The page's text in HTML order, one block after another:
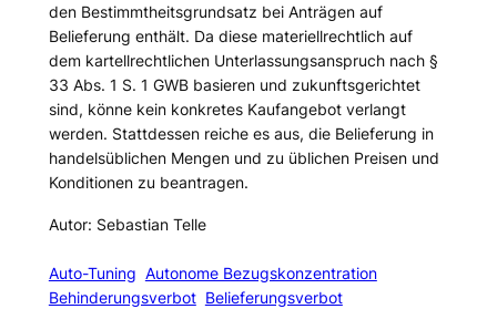
den Bestimmtheitsgrundsatz bei Anträgen auf
Belieferung enthält. Da diese materiellrechtlich auf
dem kartellrechtlichen Unterlassungsanspruch nach §
33 Abs. 1 S. 1 GWB basieren und zukunftsgerichtet
sind, könne kein konkretes Kaufangebot verlangt
werden. Stattdessen reiche es aus, die Belieferung in
handelsüblichen Mengen und zu üblichen Preisen und
Konditionen zu beantragen.
Autor: Sebastian Telle
Auto-Tuning Autonome Bezugskonzentration
Behinderungsverbot Belieferungsverbot